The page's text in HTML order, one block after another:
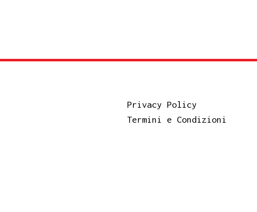
Privacy Policy
Termini e Condizioni